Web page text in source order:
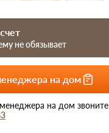
не обязывает
на дом
на дом звоните